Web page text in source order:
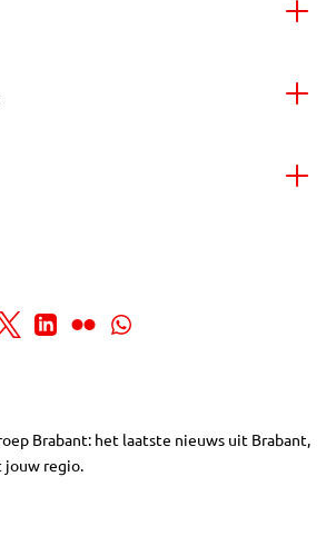
Brabant: het laatste nieuws uit Brabant,
regio.